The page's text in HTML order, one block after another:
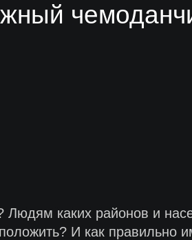
каких районов и
И как правильно